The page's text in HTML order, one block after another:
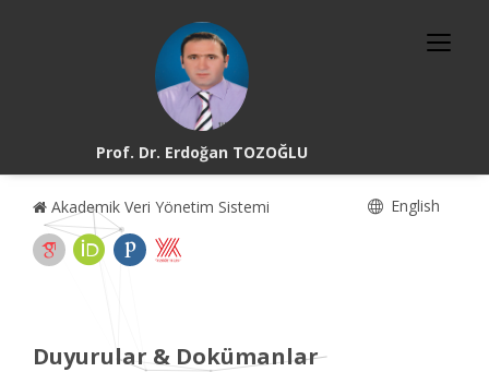
Prof. Dr. Erdoğan TOZOĞLU
Akademik Veri Yönetim Sistemi English
Duyurular & Dokümanlar